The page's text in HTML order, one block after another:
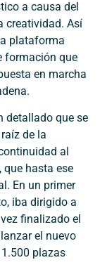
a causa del
creatividad. Así
plataforma
formación que
en marcha
detallado que se
de la
al
que hasta ese
En un primer
iba dirigido a
finalizado el
el nuevo
plazas